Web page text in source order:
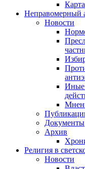
Неправомерный
Новости
Иные
Документы
Архив
Религия в
Новости